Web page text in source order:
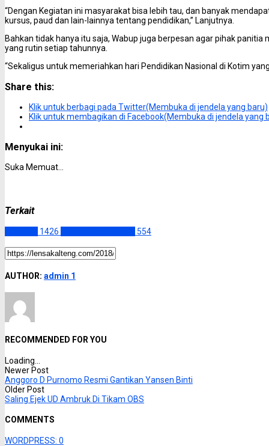
“Dengan Kegiatan ini masyarakat bisa lebih tau, dan banyak
kursus, paud dan lain-lainnya tentang pendidikan,” Lanjutnya.
Bahkan tidak hanya itu saja, Wabup juga berpesan agar pihak
yang rutin setiap tahunnya.
“Sekaligus untuk memeriahkan hari Pendidikan Nasional di Kotim
Share this:
Klik untuk berbagi pada Twitter(Membuka di jendela yang baru)
Klik untuk membagikan di Facebook(Membuka di jendela yang
Menyukai ini:
Suka Memuat...
Terkait
1426 554
AUTHOR: admin 1
RECOMMENDED FOR YOU
Loading...
Newer Post
Anggoro D Purnomo Resmi Gantikan Yansen Binti
Older Post
Saling Ejek UD Ambruk Di Tikam OBS
COMMENTS
WORDPRESS: 0